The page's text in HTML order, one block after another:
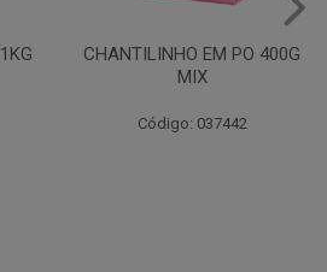
CHANTILINHO EM PO 400G
MIX
Código: 037442